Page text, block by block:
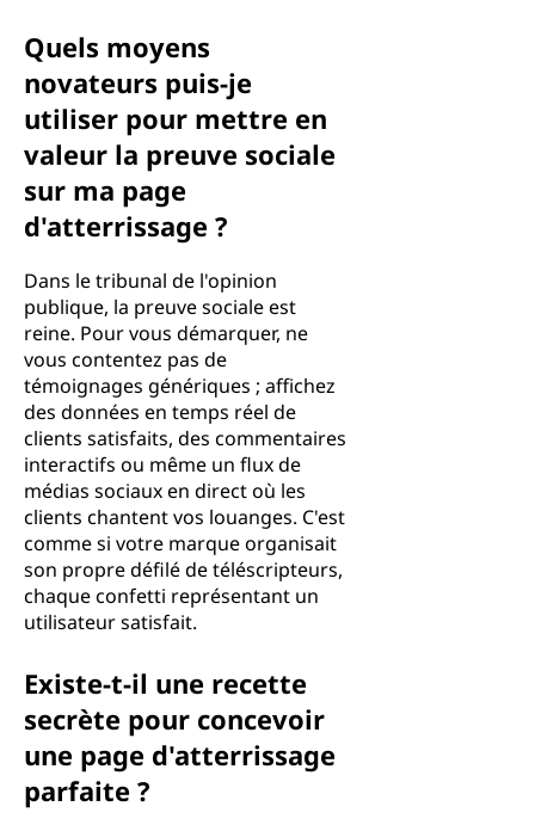
Quels moyens
novateurs puis-je
utiliser pour mettre en
valeur la preuve sociale
sur ma page
d'atterrissage ?
Dans le tribunal de l'opinion
publique, la preuve sociale est
reine. Pour vous démarquer, ne
vous contentez pas de
témoignages génériques ; affichez
des données en temps réel de
clients satisfaits, des commentaires
interactifs ou même un flux de
médias sociaux en direct où les
clients chantent vos louanges. C'est
comme si votre marque organisait
son propre défilé de téléscripteurs,
chaque confetti représentant un
utilisateur satisfait.
Existe-t-il une recette
secrète pour concevoir
une page d'atterrissage
parfaite ?